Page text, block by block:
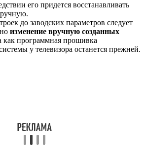
его придется восстанавливать
до заводских параметров следует
изменение вручную созданных
как программная прошивка
у телевизора останется прежней.